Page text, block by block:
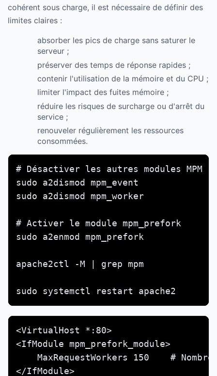
cohérent sous charge, il est nécessaire de définir des
limites claires :
absorber les pics de charge sans saturer le
serveur ;
préserver des temps de réponse rapides ;
contenir l'utilisation de la mémoire et du CPU ;
limiter l'impact des fuites mémoire ;
réduire les risques de surcharge ou d'arrêt du
service ;
renouveler régulièrement les ressources
consommées.
# Désactiver les autres modules MPM
sudo a2dismod mpm_event
sudo a2dismod mpm_worker
# Activer le module mpm_prefork
sudo a2enmod mpm_prefork
apache2ctl -M | grep mpm
sudo systemctl restart apache2
<VirtualHost *:80>
<IfModule mpm_prefork_module>
MaxRequestWorkers 150    #
</IfModule>